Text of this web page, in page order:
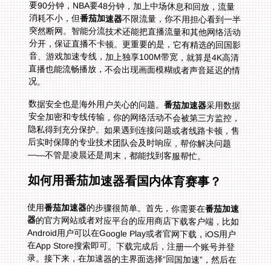
消耗不小，但番茄加速器不限流量，你不用担心看到一半
突然断网。智能分流技术还能把直播流量和其他网络活动
分开，保证直播不卡顿。更重要的是，它有精选的回国影
音、游戏加速专线，加上独享100M带宽，就算是4K高清
直播也能流畅播放，不会出现画面模糊或者声音延迟的情
况。
数据安全也是海外用户关心的问题。番茄加速器采用数据
安全加密和专线传输，你的网络活动不会被第三方监控，
隐私得到充分保护。如果遇到连接问题或者线路卡顿，售
后实时保障的专业技术团队会及时响应，帮你解决问题
——不管是凌晨还是周末，都能找到客服帮忙。
如何用番茄加速器看国内体育赛事？
使用番茄加速器的步骤很简单。首先，你需要在番茄加速
器的官方网站或者对应平台的应用商店下载客户端，比如
Android用户可以在Google Play或者官网下载，iOS用户
在App Store搜索即可。下载完成后，注册一个账号并登
录。接下来，在加速器的主界面选择“回国加速”，然后在
分类里找到“体育赛事”或者“影音直播”专线——这些专线
是专门为直播优化的，速度更快。点击连接后，等待几秒